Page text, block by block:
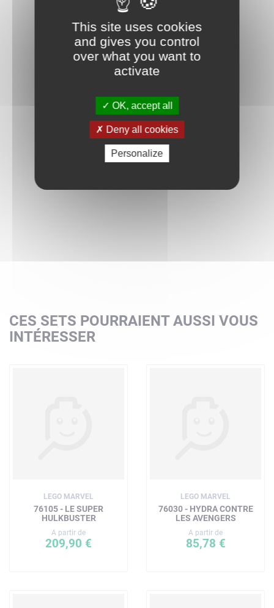
CES SETS POURRAIENT AUSSI VOUS
INTÉRESSER
LEGO MARVEL
76105 - LE SUPER
HULKBUSTER
A partir de
209,90 €
LEGO MARVEL
76030 - HYDRA CONTRE
LES AVENGERS
A partir de
85,78 €
This site uses cookies
and gives you control
over what you want to
activate
OK, accept all
Deny all cookies
Personalize